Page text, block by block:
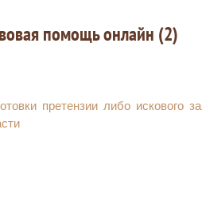
помощь онлайн (2)
претензии либо искового